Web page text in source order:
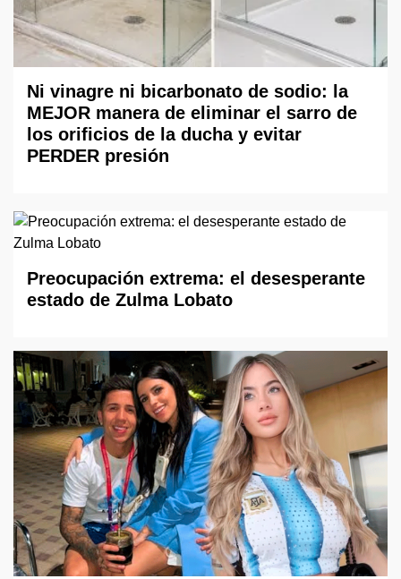
Ni vinagre ni bicarbonato de sodio: la
MEJOR manera de eliminar el sarro de
los orificios de la ducha y evitar
PERDER presión
Preocupación extrema: el desesperante
estado de Zulma Lobato